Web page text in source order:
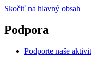
Skočiť na hlavný obsah
Podpora
Podporte naše